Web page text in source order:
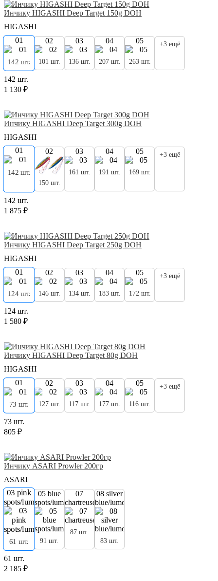
Инчику HIGASHI Deep Target 150g DOH
HIGASHI
01
142 шт.
02
101 шт.
03
136 шт.
04
207 шт.
05
263 шт.
+3 ещё
142 шт.
1 130 ₽
Инчику HIGASHI Deep Target 300g DOH
HIGASHI
01
142 шт.
02
150 шт.
03
161 шт.
04
191 шт.
05
169 шт.
+3 ещё
142 шт.
1 875 ₽
Инчику HIGASHI Deep Target 250g DOH
HIGASHI
01
124 шт.
02
146 шт.
03
134 шт.
04
183 шт.
05
172 шт.
+3 ещё
124 шт.
1 580 ₽
Инчику HIGASHI Deep Target 80g DOH
HIGASHI
01
73 шт.
02
127 шт.
03
117 шт.
04
177 шт.
05
116 шт.
+3 ещё
73 шт.
805 ₽
Инчику ASARI Prowler 200гр
ASARI
03 pink
spots/lumo
61 шт.
05 blue
spots/lumo
91 шт.
07
chartreuse/lumo
87 шт.
08 silver
blue/lumo
83 шт.
61 шт.
2 185 ₽